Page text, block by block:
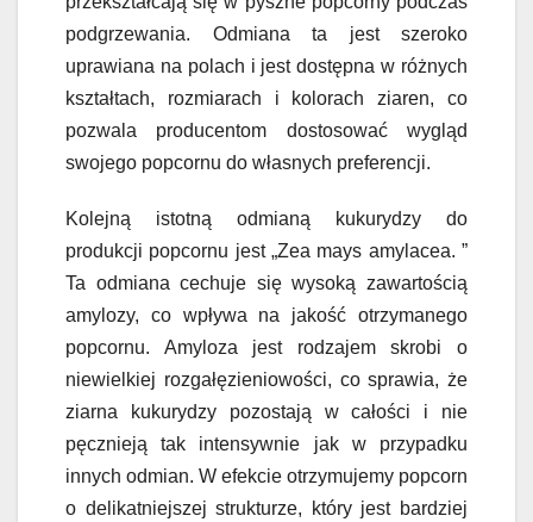
podgrzewania. Odmiana ta jest szeroko
uprawiana na polach i jest dostępna w różnych
kształtach, rozmiarach i kolorach ziaren, co
pozwala producentom dostosować wygląd
swojego popcornu do własnych preferencji.
Kolejną istotną odmianą kukurydzy do
produkcji popcornu jest „Zea mays amylacea. ”
Ta odmiana cechuje się wysoką zawartością
amylozy, co wpływa na jakość otrzymanego
popcornu. Amyloza jest rodzajem skrobi o
niewielkiej rozgałęzieniowości, co sprawia, że
ziarna kukurydzy pozostają w całości i nie
pęcznieją tak intensywnie jak w przypadku
innych odmian. W efekcie otrzymujemy popcorn
o delikatniejszej strukturze, który jest bardziej